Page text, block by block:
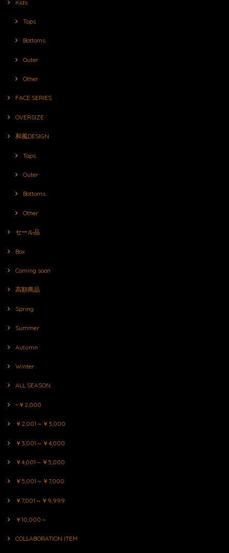
Kids
Tops
Bottoms
Outer
Other
FACE SERIES
OVERSIZE
和風DESIGN
Tops
Outer
Bottoms
Other
セール品
Box
Coming soon
高額商品
Spring
Summer
Autumn
Winter
ALL SEASON
~￥2,000
￥2,001～￥3,000
￥3,001～￥4,000
￥4,001～￥5,000
￥5,001～￥7,000
￥7,001～￥9,999
￥10,000～
COLLABORATION ITEM